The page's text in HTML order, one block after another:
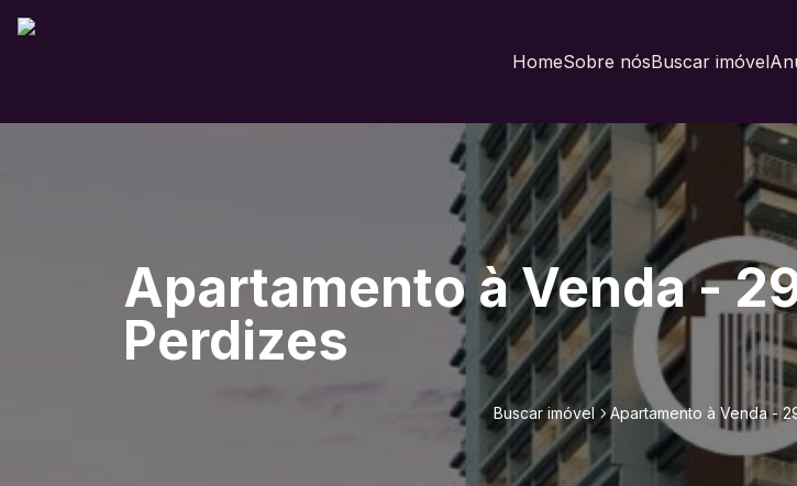
HomeSobre nósBuscar imóvel
Apartamento à Venda -
Perdizes
Buscar imóvel Apartamento à Venda -